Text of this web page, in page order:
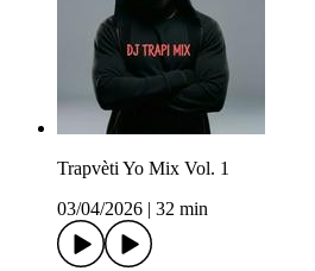
Trapvèti Yo Mix Vol. 1
03/04/2026
32 min